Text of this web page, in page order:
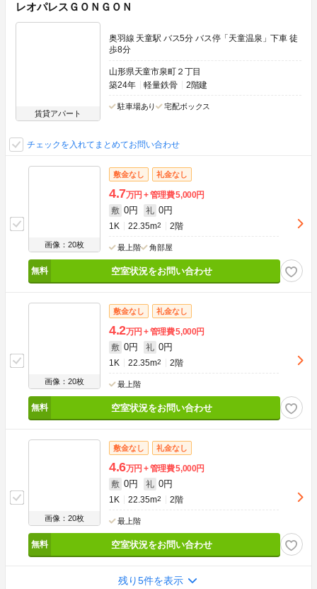
レオパレスＧＯＮＧＯＮ
賃貸アパート
奥羽線 天童駅 バス5分 バス停「天童温泉」下車 徒
歩8分
山形県天童市泉町２丁目
築24年
軽量鉄骨 2階建
駐車場あり 宅配ボックス
チェックを入れてまとめてお問い合わせ
画像：20枚
敷金なし 礼金なし
4.7万円 管理費5,000円
敷 0円 礼 0円
1K 22.35m2 2階
最上階 角部屋
空室状況をお問い合わせ
画像：20枚
敷金なし 礼金なし
4.2万円 管理費5,000円
敷 0円 礼 0円
1K 22.35m2 2階
最上階
空室状況をお問い合わせ
画像：20枚
敷金なし 礼金なし
4.6万円 管理費5,000円
敷 0円 礼 0円
1K 22.35m2 2階
最上階
空室状況をお問い合わせ
残り5件を表示